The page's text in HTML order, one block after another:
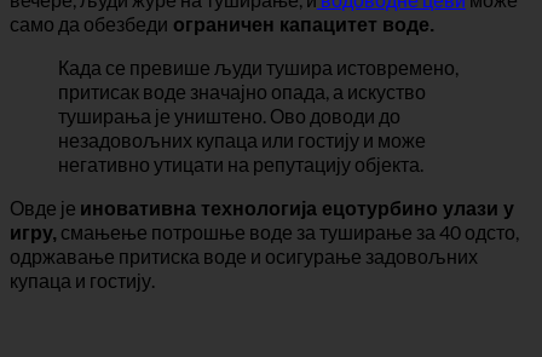
вечере, људи журе на туширање, иводоводне цеви може
само да обезбеди ограничен капацитет воде.
Када се превише људи тушира истовремено,
притисак воде значајно опада, а искуство
туширања је уништено. Ово доводи до
незадовољних купаца или гостију и може
негативно утицати на репутацију објекта.
Овде је иновативна технологија ецотурбино улази у
игру,смањење потрошње воде за туширање за 40 одсто,
одржавање притиска воде и осигурање задовољних
купаца и гостију.